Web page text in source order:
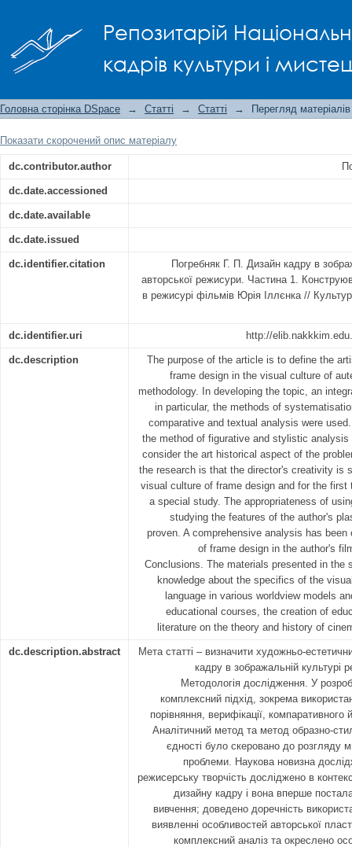
Репозитарій
кадрів культури і
Частина 1. Конструювання
Іллєнка
Головна сторінка DSpace → Статті → Статті → Перегляд матеріалів
Показати скорочений опис матеріалу
dc.contributor.author
dc.date.accessioned
dc.date.available
dc.date.issued
dc.identifier.citation
Погребняк Г. П. Дизайн кадру в
авторської режисури. Частина 1.
в режисурі фільмів Юрія Іллєнка //
dc.identifier.uri http://
dc.description
The purpose of the article is to define the
frame design in the visual culture of
methodology. In developing the topic, an
in particular, the methods of
comparative and textual analysis were
the method of figurative and stylistic
consider the art historical aspect of the
the research is that the director's creativity is
visual culture of frame design and for the
a special study. The appropriateness of
studying the features of the author's
proven. A comprehensive analysis has
of frame design in the author's
Conclusions. The materials presented in the
knowledge about the specifics of the
language in various worldview models
educational courses, the creation of
literature on the theory and history of
dc.description.abstract
Мета статті – визначити художньо-
кадру в зображальній культурі
Методологія дослідження. У
комплексний підхід, зокрема
порівняння, верифікації, компаративного
Аналітичний метод та метод образно-
єдності було скеровано до розгляду
проблеми. Наукова новизна
режисерську творчість досліджено в
дизайну кадру і вона вперше
вивчення; доведено доречність
виявленні особливостей авторської
комплексний аналіз та окреслено